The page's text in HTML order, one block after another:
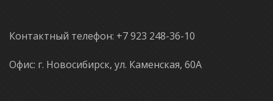
Контактный телефон: +7 923 248-36-10
Офис: г. Новосибирск, ул. Каменская, 60А